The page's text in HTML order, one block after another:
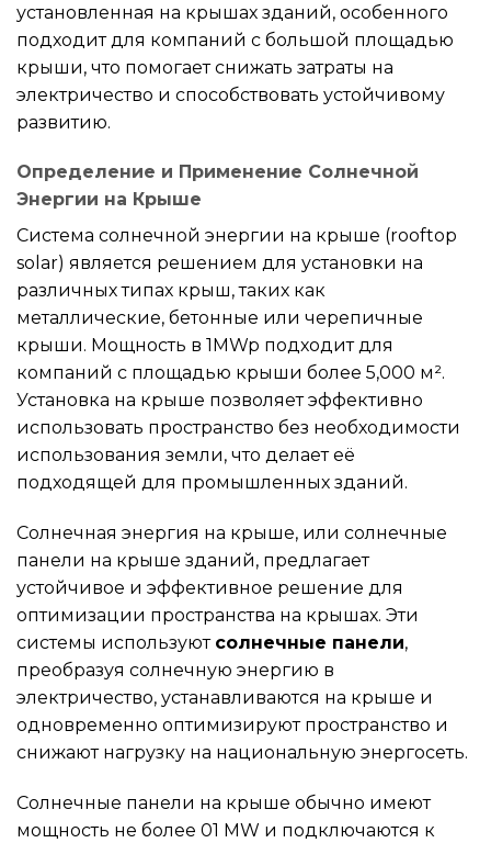
установленная на крышах зданий, особенного
подходит для компаний с большой площадью
крыши, что помогает снижать затраты на
электричество и способствовать устойчивому
развитию.
Определение и Применение Солнечной
Энергии на Крыше
Система солнечной энергии на крыше (rooftop
solar) является решением для установки на
различных типах крыш, таких как
металлические, бетонные или черепичные
крыши. Мощность в 1MWp подходит для
компаний с площадью крыши более 5,000 м².
Установка на крыше позволяет эффективно
использовать пространство без необходимости
использования земли, что делает её
подходящей для промышленных зданий.
Солнечная энергия на крыше, или солнечные
панели на крыше зданий, предлагает
устойчивое и эффективное решение для
оптимизации пространства на крышах. Эти
системы используют солнечные панели,
преобразуя солнечную энергию в
электричество, устанавливаются на крыше и
одновременно оптимизируют пространство и
снижают нагрузку на национальную энергосеть.
Солнечные панели на крыше обычно имеют
мощность не более 01 MW и подключаются к